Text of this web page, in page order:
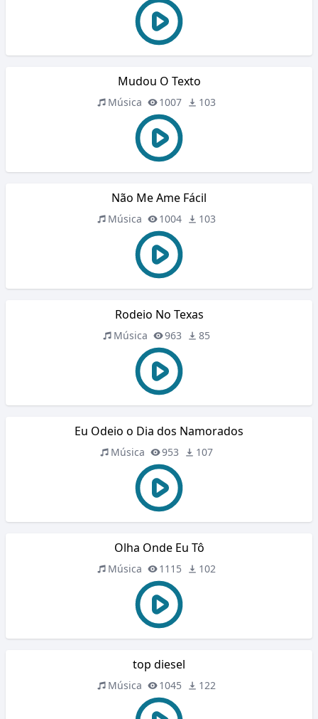
Mudou O Texto
Música 1007 103
Não Me Ame Fácil
Música 1004 103
Rodeio No Texas
Música 963 85
Eu Odeio o Dia dos Namorados
Música 953 107
Olha Onde Eu Tô
Música 1115 102
top diesel
Música 1045 122